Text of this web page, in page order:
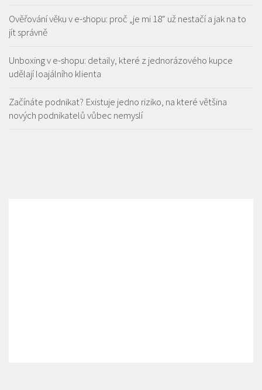
Ověřování věku v e-shopu: proč „je mi 18“ už nestačí a jak na to
jít správně
Unboxing v e-shopu: detaily, které z jednorázového kupce
udělají loajálního klienta
Začínáte podnikat? Existuje jedno riziko, na které většina
nových podnikatelů vůbec nemyslí